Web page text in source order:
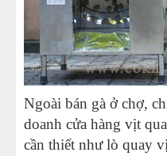
Ngoài bán gà ở chợ,
doanh cửa hàng vịt
cần thiết nhưlò quay